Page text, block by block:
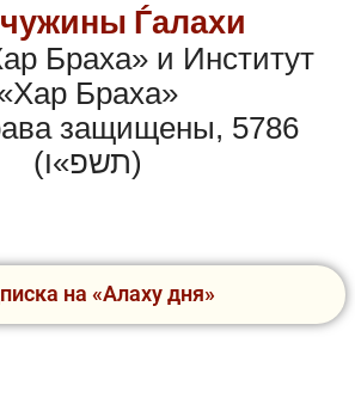
Ѓалахи
Браха» и Институт
Браха»
защищены, 5786
(תשפ»ו)
на «Алаху дня»